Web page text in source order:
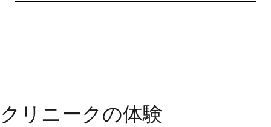
クリニークの体験